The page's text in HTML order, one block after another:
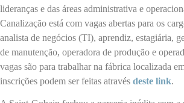
lideranças e das áreas administrativa e
Canalização está com vagas abertas para os
analista de negócios (TI), aprendiz, estagiária,
de manutenção, operadora de produção e
vagas são para trabalhar na fábrica localizada
inscrições podem ser feitas através deste link.